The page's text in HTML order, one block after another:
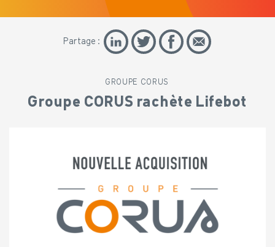
Partage :
GROUPE CORUS
Groupe CORUS rachète Lifebot